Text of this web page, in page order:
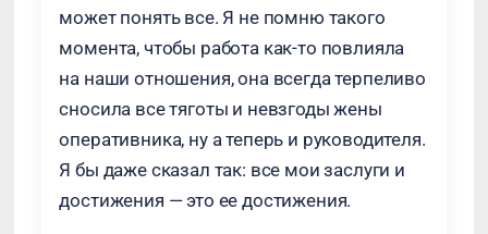
может понять все. Я не помню такого
момента, чтобы работа как-то повлияла
на наши отношения, она всегда терпеливо
сносила все тяготы и невзгоды жены
оперативника, ну а теперь и руководителя.
Я бы даже сказал так: все мои заслуги и
достижения — это ее достижения.